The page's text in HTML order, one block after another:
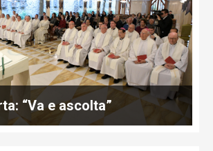
“Va e ascolta”